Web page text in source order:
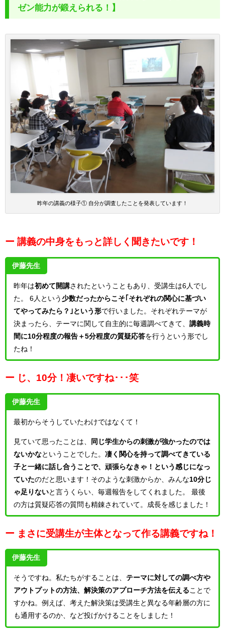
ゼン能力が鍛えられる！】
昨年の講義の様子① 自分が調査したことを発表しています！
ー 講義の中身をもっと詳しく聞きたいです！
伊藤先生
昨年は初めて開講されたということもあり、受講生は6人でし
た。
6人という 少数だったからこそ｢それぞれの関心に基づい
てやってみたら？｣という形で行いました。 それぞれテーマが
決まったら、テーマに関して自主的に毎週調べてきて、 講義時
間に10分程度の報告＋5分程度の質疑応答を行うという形でし
たね！
ー じ、10分！凄いですね･･･笑
伊藤先生
最初からそうしていたわけではなくて！
見ていて思ったことは、
同じ学生からの刺激が強かったのでは
ないかなということでした。 凄く関心を持って調べてきている
子と一緒に話し合うことで、頑張らなきゃ！という感じになっ
ていたのだと思います！そのような刺激からか、みんな10分じ
ゃ足りないと言うくらい、毎週報告をしてくれました。
最後
の方は質疑応答の質問も精錬されていて。成長を感じました！
ー まさに受講生が主体となって作る講義ですね！
伊藤先生
そうですね。私たちがすることは、 テーマに対しての調べ方や
アウトプットの方法、解決策のアプローチ方法を伝える ことで
すかね。例えば、考えた解決策は受講生と異なる年齢層の方に
も通用するのか、など投げかけることをしました！